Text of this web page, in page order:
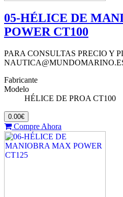
05-HÉLICE DE
POWER CT100
PARA CONSULTAS PRECIO Y
Fabricante
Modelo
HÉLICE DE PROA CT100
0.00€
Compre Ahora